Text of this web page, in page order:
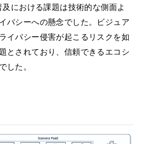
及における課題は技術的な側面よ
バシーへの懸念でした。ビジュア
イバシー侵害が起こるリスクを如
とされており、信頼できるエコシ
した。